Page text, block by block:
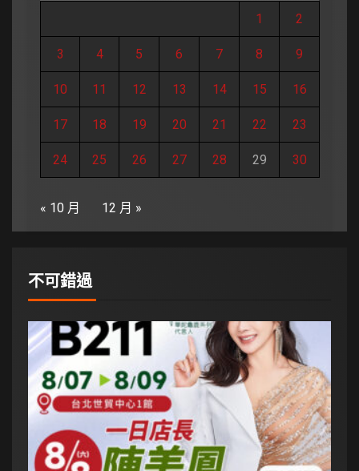
1 2
3 4 5 6 7 8 9
10 11 12 13 14 15 16
17 18 19 20 21 22 23
24 25 26 27 28 29 30
« 10 月 12 月 »
不可錯過